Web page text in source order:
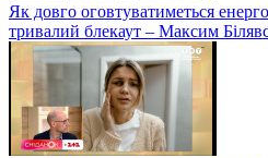
Як довго оговтуватиметься
тривалий блекаут – Максим